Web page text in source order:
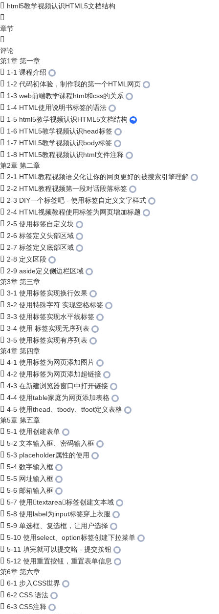
html5教学视频认识HTML5文档结构
章节
评论
第1章 第一章
1-1 课程介绍
1-2 代码初体验，制作我的第一个HTML网页
1-3 web前端教学课程html和css的关系
1-4 HTML使用说明书标签的语法
1-5 html5教学视频认识HTML5文档结构
1-6 HTML5教学视频认识head标签
1-7 HTML5教学视频认识body标签
1-8 HTML5教程视频认识html文件注释
第2章 第二章
2-1 HTML教程视频语义化让你的网页更好的被搜索引擎理解
2-2 HTML教程视频第一段对话段落标签
2-3 DIY一个标签吧 - 使用标签自定义文字样式
2-4 HTML视频教程使用标签为网页增加标题
2-5 使用标签自定义块
2-6 标签定义头部区域
2-7 标签定义底部区域
2-8 定义区段
2-9 aside定义侧边栏区域
第3章 第三章
3-1 使用标签实现换行效果
3-2 使用特殊字符 实现空格标签
3-3 使用标签实现水平线标签
3-4 使用 标签实现无序列表
3-5 使用标签实现有序列表
第4章 第四章
4-1 使用标签为网页添加图片
4-2 使用标签为网页添加超链接
4-3 在新建浏览器窗口中打开链接
4-4 使用table家庭为网页添加表格
4-5 使用thead、tbody、tfoot定义表格
第5章 第五章
5-1 使用创建表单
5-2 文本输入框、密码输入框
5-3 placeholder属性的使用
5-4 数字输入框
5-5 网址输入框
5-6 邮箱输入框
5-7 使用textarea标签创建文本域
5-8 使用label为input标签穿上衣服
5-9 单选框、复选框，让用户选择
5-10 使用select、option标签创建下拉菜单
5-11 填完就可以提交咯 - 提交按钮
5-12 使用重置按钮，重置表单信息
第6章 第六章
6-1 步入CSS世界
6-2 CSS 语法
6-3 CSS注释